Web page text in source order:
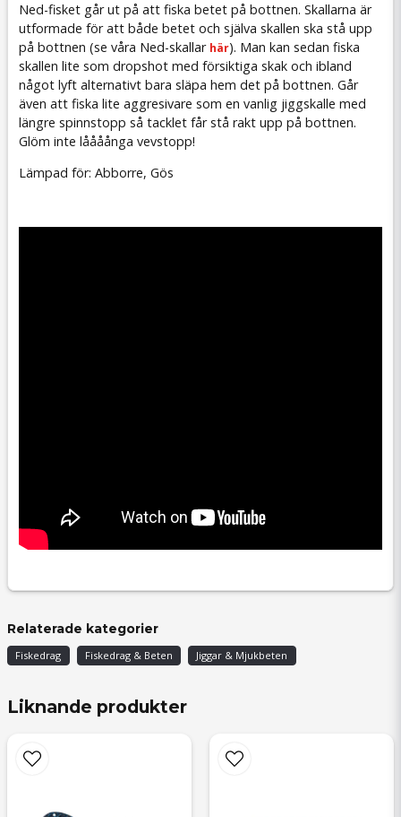
Ned-fisket går ut på att fiska betet på bottnen. Skallarna är
utformade för att både betet och själva skallen ska stå upp
på bottnen (se våra Ned-skallar här). Man kan sedan fiska
skallen lite som dropshot med försiktiga skak och ibland
något lyft alternativt bara släpa hem det på bottnen. Går
även att fiska lite aggresivare som en vanlig jiggskalle med
längre spinnstopp så tacklet får stå rakt upp på bottnen.
Glöm inte låååånga vevstopp!
Lämpad för: Abborre, Gös
Relaterade kategorier
Fiskedrag Fiskedrag & Beten Jiggar & Mjukbeten
Liknande produkter